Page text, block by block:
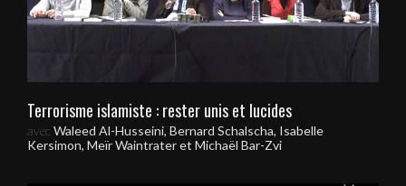
Terrorisme islamiste : rester unis et lucides
avec Waleed Al-Husseini, Bernard Schalscha, Isabelle
Kersimon, Meïr Waintrater et Michaël Bar-Zvi